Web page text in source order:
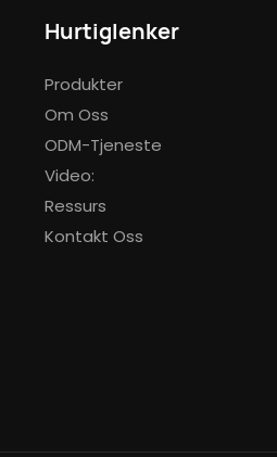
Hurtiglenker
Produkter
Om Oss
ODM-Tjeneste
Video:
Ressurs
Kontakt Oss